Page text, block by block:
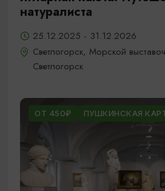
натуралиста
25.12.2025 - 31.12.2026
Светлогорск, Морской
Светлогорск
ОТ 450₽ ПУШКИНСКАЯ